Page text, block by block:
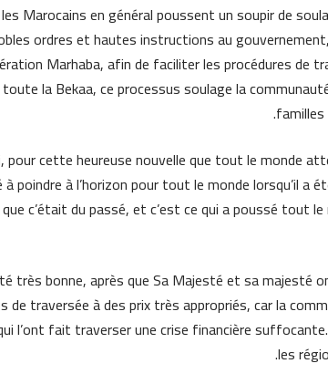
Marocains en général poussent un soupir de
ordres et hautes instructions au
Marhaba, afin de faciliter les procédures de
la Bekaa, ce processus soulage la
familles
pour cette heureuse nouvelle que tout le monde
poindre à l’horizon pour tout le monde lorsqu’il a
c’était du passé, et c’est ce qui a poussé tout
très bonne, après que Sa Majesté et sa majesté
de traversée à des prix très appropriés, car la
l’ont fait traverser une crise financière
les